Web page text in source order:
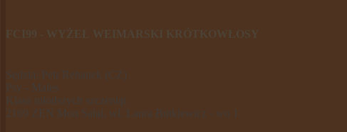
FCI99 - WYŻEŁ WEIMARSKI KRÓTKOWŁOSY
Sędzia: Petr Rehanek (CZ)
Psy - Males
Klasa młodszych szczeniąt
2169 ZEN Mon Salai, wł. Laura Butkiewicz - wo 1